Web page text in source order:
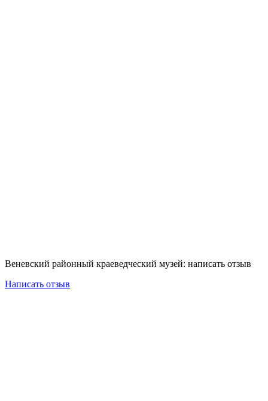
Веневский районный краеведческий музей: написать отзыв
Написать отзыв